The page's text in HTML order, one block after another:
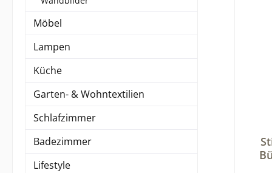
Möbel
Lampen
Küche
Garten- & Wohntextilien
Schlafzimmer
Badezimmer
Lifestyle